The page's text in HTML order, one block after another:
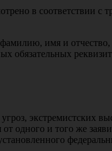
в соответствии
имя и
обязательных
экстремистских
одного и того же